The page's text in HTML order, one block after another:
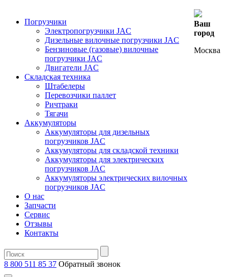
Погрузчики
Электропогрузчики JAC
Дизельные вилочные погрузчики JAC
Бензиновые (газовые) вилочные
погрузчики JAC
Двигатели JAC
Складская техника
Штабелеры
Перевозчики паллет
Ричтраки
Тягачи
Аккумуляторы
Аккумуляторы для дизельных
погрузчиков JAC
Аккумуляторы для складской техники
Аккумуляторы для электрических
погрузчиков JAC
Аккумуляторы электрических вилочных
погрузчиков JAC
О нас
Запчасти
Сервис
Отзывы
Контакты
Ваш
город
Москва
8 800 511 85 37 Oбратный звонок